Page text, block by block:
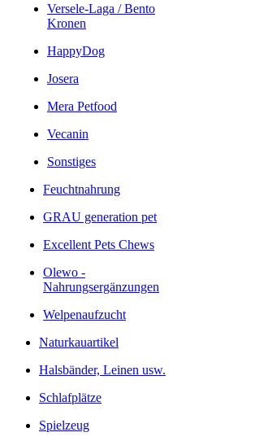
Versele-Laga / Bento
Kronen
HappyDog
Josera
Mera Petfood
Vecanin
Sonstiges
Feuchtnahrung
GRAU generation pet
Excellent Pets Chews
Olewo -
Nahrungsergänzungen
Welpenaufzucht
Naturkauartikel
Halsbänder, Leinen usw.
Schlafplätze
Spielzeug